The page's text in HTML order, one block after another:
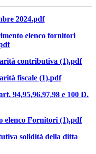
2024.pdf
elenco fornitori
contributiva (1).pdf
fiscale (1).pdf
94,95,96,97,98 e 100 D.
elenco Fornitori (1).pdf
solidità della ditta